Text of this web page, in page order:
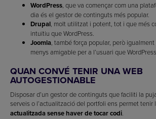
WordPress, que va començar com una
dia és el gestor de continguts més popular.
Drupal, molt utilitzat i potent, tot i que més
intuïtiu que WordPress.
Joomla, també força popular, però
menys amigable per a l’usuari que
QUAN CONVÉ TENIR UNA WEB
AUTOGESTIONABLE
Disposar d’un gestor de continguts que faciliti la
serveis o l’actualització del portfoli ens permet tenir
actualitzada sense haver de tocar codi.